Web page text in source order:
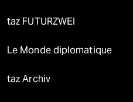
taz FUTURZWEI
Le Monde diplomatique
taz Archiv